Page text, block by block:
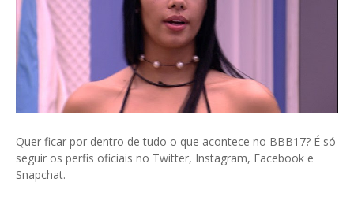
Quer ficar por dentro de tudo o que acontece no BBB17? É só
seguir os perfis oficiais no Twitter, Instagram, Facebook e
Snapchat.